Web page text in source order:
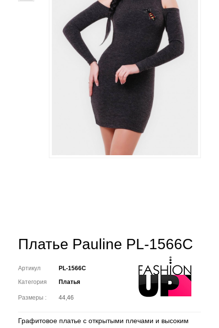
Платье Pauline PL-1566C
Артикул
PL-1566C
Категория
Платья
Размеры : 44,46
Графитовое платье с открытыми плечами и высоким